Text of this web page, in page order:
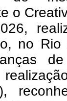
o
no Rio